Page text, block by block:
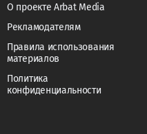
О проекте Arbat Media
Рекламодателям
Правила использования
материалов
Политика
конфиденциальности